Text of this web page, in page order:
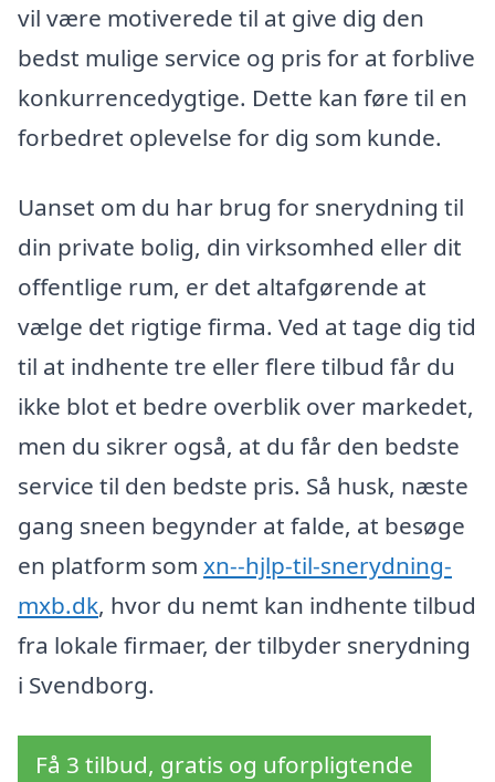
vil være motiverede til at give dig den
bedst mulige service og pris for at forblive
konkurrencedygtige. Dette kan føre til en
forbedret oplevelse for dig som kunde.
Uanset om du har brug for snerydning til
din private bolig, din virksomhed eller dit
offentlige rum, er det altafgørende at
vælge det rigtige firma. Ved at tage dig tid
til at indhente tre eller flere tilbud får du
ikke blot et bedre overblik over markedet,
men du sikrer også, at du får den bedste
service til den bedste pris. Så husk, næste
gang sneen begynder at falde, at besøge
en platform som xn--hjlp-til-snerydning-
mxb.dk, hvor du nemt kan indhente tilbud
fra lokale firmaer, der tilbyder snerydning
i Svendborg.
Få 3 tilbud, gratis og uforpligtende